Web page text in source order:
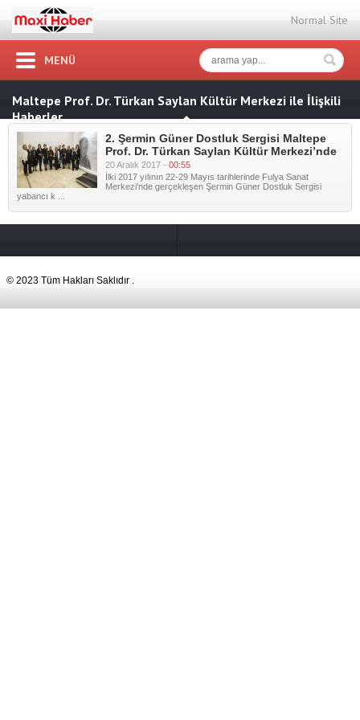
Normal Site
MENÜ
Maltepe Prof. Dr. Türkan Saylan Kültür Merkezi ile İlişkili
Haberler
2. Şermin Güner Dostluk Sergisi Maltepe
Prof. Dr. Türkan Saylan Kültür Merkezi’nde
20 Aralık 2017 - 00:55
İlki 2017 yılının 22-29 Mayıs tarihlerinde Fulya Sanat
Merkezi'nde gerçekleşen Şermin Güner Dostluk Sergisi
yabancı k ...
© 2023 Tüm Hakları Saklıdır .